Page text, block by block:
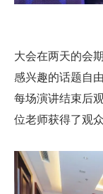
大会在两天的会
感兴趣的话题自
每场演讲结束后
位老师获得了观